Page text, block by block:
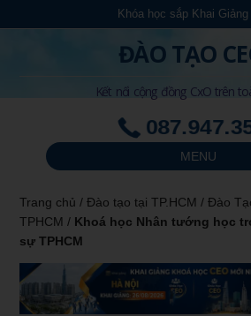
Khóa học sắp Khai Giảng
ĐÀO TẠO
Kết nối cộng đồng CxO trên
MENU
Trang chủ /Đào tạo tại TP.HCM /Đào
TPHCM / Khoá học Nhân tướng học
sự TPHCM